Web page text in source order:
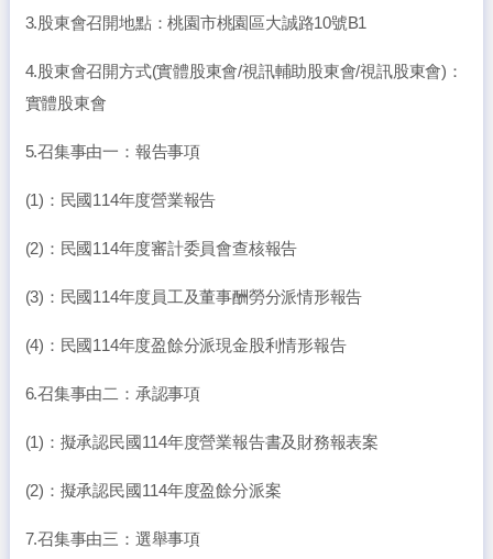
3.股東會召開地點：桃園市桃園區大誠路10號B1
4.股東會召開方式(實體股東會/視訊輔助股東會/視訊股東會)：
實體股東會
5.召集事由一：報告事項
(1)：民國114年度營業報告
(2)：民國114年度審計委員會查核報告
(3)：民國114年度員工及董事酬勞分派情形報告
(4)：民國114年度盈餘分派現金股利情形報告
6.召集事由二：承認事項
(1)：擬承認民國114年度營業報告書及財務報表案
(2)：擬承認民國114年度盈餘分派案
7.召集事由三：選舉事項